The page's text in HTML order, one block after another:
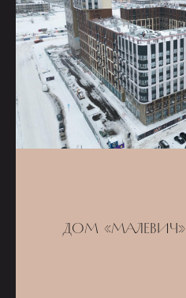
ДОМ «МАЛЕВИЧ»